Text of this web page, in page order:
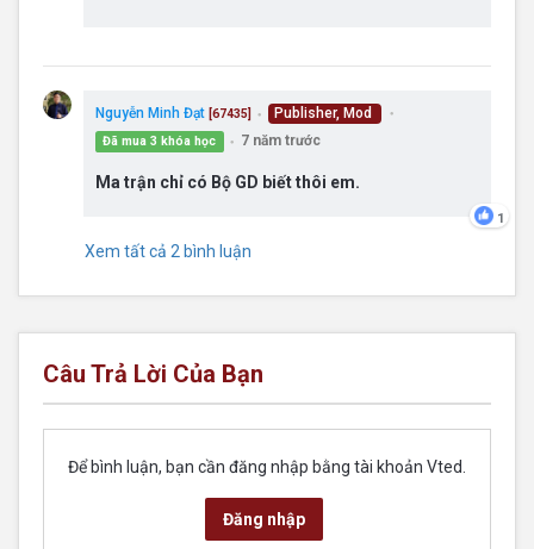
Nguyễn Minh Đạt [67435] ● Publisher, Mod ●
Đã mua 3 khóa học ● 7 năm trước
Ma trận chỉ có Bộ GD biết thôi em.
1
Xem tất cả 2 bình luận
Câu Trả Lời Của Bạn
Để bình luận, bạn cần đăng nhập bằng tài khoản Vted.
Đăng nhập